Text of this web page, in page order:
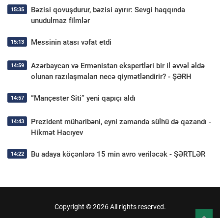
15:35
Bəzisi qovuşdurur, bəzisi ayırır: Sevgi haqqında
unudulmaz filmlər
15:13 Messinin atası vəfat etdi
14:59
Azərbaycan və Ermənistan ekspertləri bir il əvvəl əldə
olunan razılaşmaları necə qiymətləndirir? - ŞƏRH
14:57 “Mançester Siti” yeni qapıçı aldı
14:43
Prezident müharibəni, eyni zamanda sülhü də qazandı -
Hikmət Hacıyev
14:22 Bu adaya köçənlərə 15 min avro veriləcək - ŞƏRTLƏR
Copyright © 2026 All rights reserved.